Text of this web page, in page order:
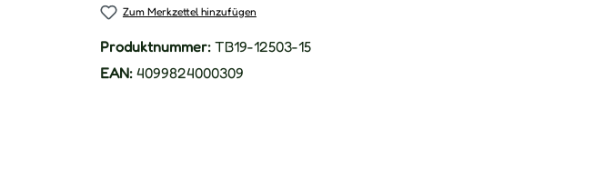
Zum Merkzettel hinzufügen
Produktnummer: TB19-12503-15
EAN: 4099824000309